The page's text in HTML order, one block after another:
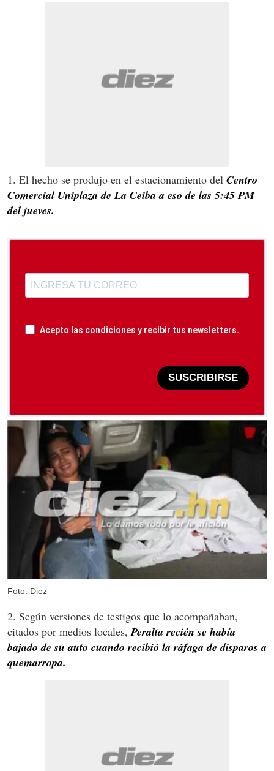
1. El hecho se produjo en el estacionamiento del Centro
Comercial Uniplaza de La Ceiba a eso de las 5:45 PM
del jueves.
Acepto las condiciones y recibir tus newsletters.
SUSCRIBIRSE
Foto: Diez
2. Según versiones de testigos que lo acompañaban,
citados por medios locales,Peralta recién se había
bajado de su auto cuando recibió la ráfaga de disparos a
quemarropa.